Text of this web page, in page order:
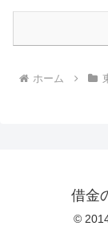
ホーム
借金
©